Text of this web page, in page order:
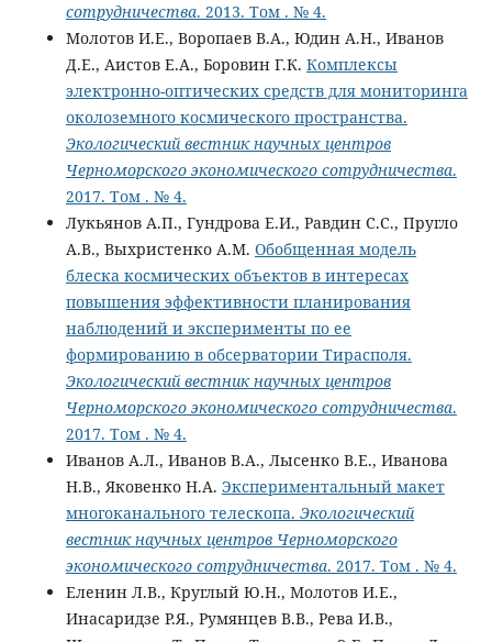
сотрудничества. 2013. Том . № 4.
Молотов И.Е., Воропаев В.А., Юдин А.Н., Иванов
Д.Е., Аистов Е.А., Боровин Г.К. Комплексы
электронно-оптических средств для мониторинга
околоземного космического пространства.
Экологический вестник научных центров
Черноморского экономического сотрудничества.
2017. Том . № 4.
Лукьянов А.П., Гундрова Е.И., Равдин С.С., Пругло
А.В., Выхристенко А.М. Обобщенная модель
блеска космических объектов в интересах
повышения эффективности планирования
наблюдений и эксперименты по ее
формированию в обсерватории Тирасполя.
Экологический вестник научных центров
Черноморского экономического сотрудничества.
2017. Том . № 4.
Иванов А.Л., Иванов В.А., Лысенко В.Е., Иванова
Н.В., Яковенко Н.А. Экспериментальный макет
многоканального телескопа. Экологический
вестник научных центров Черноморского
экономического сотрудничества. 2017. Том . № 4.
Еленин Л.В., Круглый Ю.Н., Молотов И.Е.,
Инасаридзе Р.Я., Румянцев В.В., Рева И.В.,